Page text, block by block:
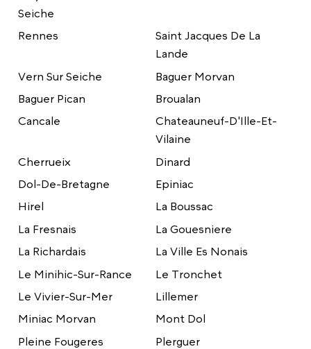
Seiche
Rennes
Saint Jacques De La
Lande
Vern Sur Seiche
Baguer Morvan
Baguer Pican
Broualan
Cancale
Chateauneuf-D'Ille-Et-
Vilaine
Cherrueix
Dinard
Dol-De-Bretagne
Epiniac
Hirel
La Boussac
La Fresnais
La Gouesniere
La Richardais
La Ville Es Nonais
Le Minihic-Sur-Rance
Le Tronchet
Le Vivier-Sur-Mer
Lillemer
Miniac Morvan
Mont Dol
Pleine Fougeres
Plerguer